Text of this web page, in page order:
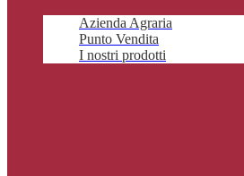
Azienda Agraria
Punto Vendita
I nostri prodotti